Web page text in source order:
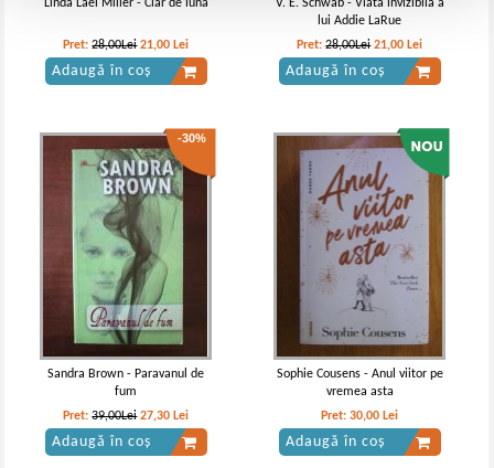
Linda Lael Miller - Clar de luna
Pret:28,00Lei 21,00 Lei
Adaugă în coș
V. E. Schwab - Viata invizibila a
lui Addie LaRue
Pret:28,00Lei 21,00 Lei
Adaugă în coș
-30%
Sandra Brown - Paravanul de
fum
Pret:39,00Lei 27,30 Lei
Adaugă în coș
Sophie Cousens - Anul viitor pe
vremea asta
Pret:30,00 Lei
Adaugă în coș